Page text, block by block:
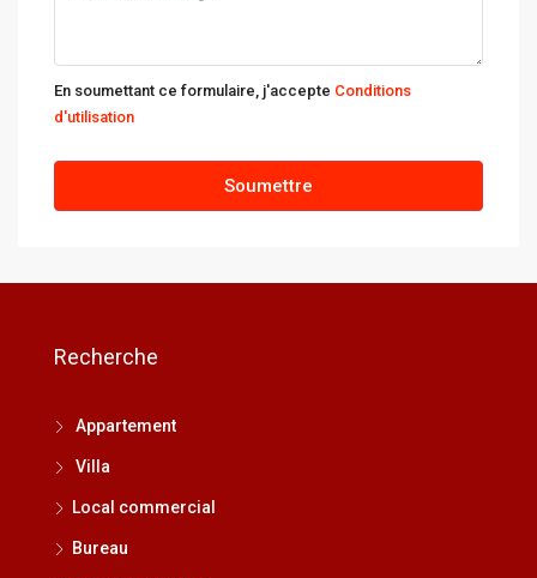
En soumettant ce formulaire, j'accepte Conditions
d'utilisation
Soumettre
Recherche
Appartement
Villa
Local commercial
Bureau